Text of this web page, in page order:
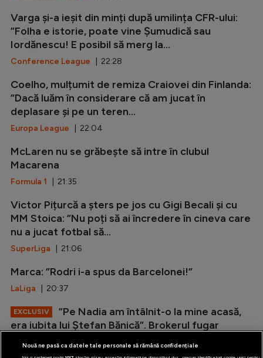
Varga și-a ieșit din minți după umilința CFR-ului:
”Folha e istorie, poate vine Șumudică sau
Iordănescu! E posibil să merg la...
Conference League | 22:28
Coelho, mulțumit de remiza Craiovei din Finlanda:
”Dacă luăm în considerare că am jucat în
deplasare și pe un teren...
Europa League | 22:04
McLaren nu se grăbește să intre în clubul
Macarena
Formula 1 | 21:35
Victor Pițurcă a șters pe jos cu Gigi Becali și cu
MM Stoica: ”Nu poți să ai încredere în cineva care
nu a jucat fotbal să...
SuperLiga | 21:06
Marca: ”Rodri i-a spus da Barcelonei!”
LaLiga | 20:37
EXCLUSIV
”Pe Nadia am întâlnit-o la mine acasă,
era iubita lui Ștefan Bănică”. Brokerul fugar
Special| 19:59
Nouă ne pasă ca datele tale personale să rămână confidențiale